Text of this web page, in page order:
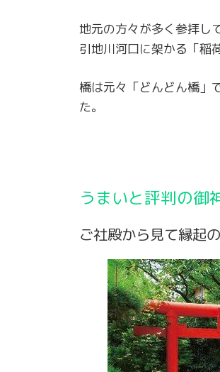
地元の方々が多く参拝し
引地川河口に架かる「稲
橋は元々「どんどん橋」
た。
うまいと評判の御
ご社殿から見て縁起